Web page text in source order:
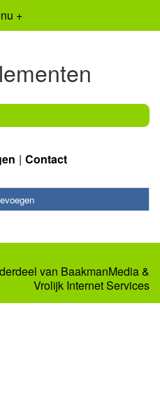
+
Contact
van BaakmanMedia&
Vrolijk Internet Services